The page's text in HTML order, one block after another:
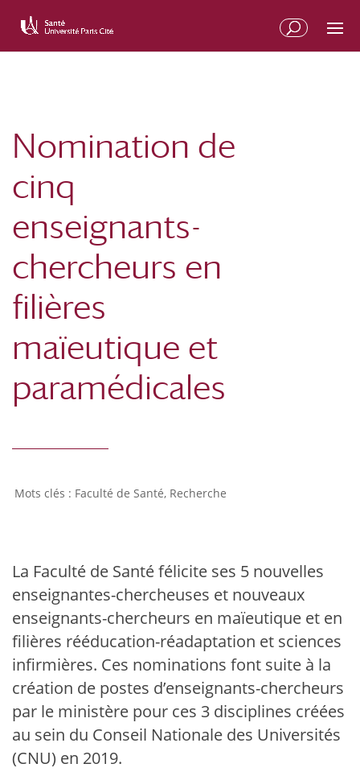
Nomination de
cinq
enseignants-
chercheurs en
filières
maïeutique et
paramédicales
Faculté de Santé, Recherche
La Faculté de Santé félicite ses 5 nouvelles
enseignantes-chercheuses et nouveaux
enseignants-chercheurs en maïeutique et en
filières rééducation-réadaptation et sciences
infirmières. Ces nominations font suite à la
création de postes d’enseignants-chercheurs
par le ministère pour ces 3 disciplines créées
au sein du Conseil Nationale des Universités
(CNU) en 2019.